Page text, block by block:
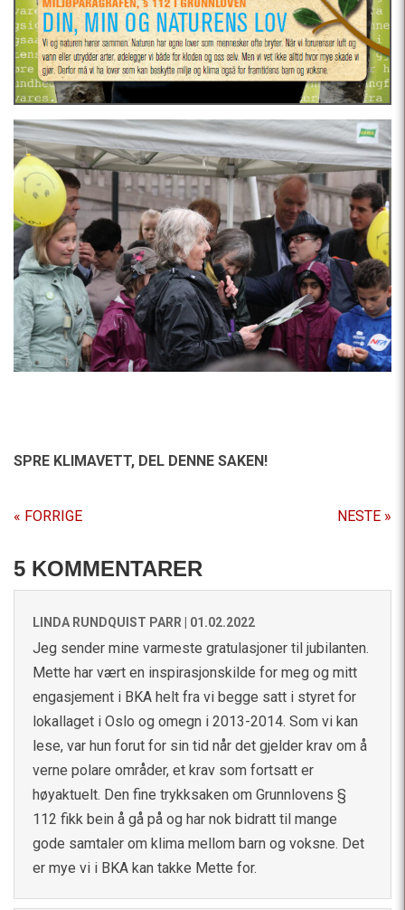
SPRE KLIMAVETT, DEL DENNE SAKEN!
« FORRIGE NESTE »
5 KOMMENTARER
LINDA RUNDQUIST PARR | 01.02.2022
Jeg sender mine varmeste gratulasjoner til jubilanten.
Mette har vært en inspirasjonskilde for meg og mitt
engasjement i BKA helt fra vi begge satt i styret for
lokallaget i Oslo og omegn i 2013-2014. Som vi kan
lese, var hun forut for sin tid når det gjelder krav om å
verne polare områder, et krav som fortsatt er
høyaktuelt. Den fine trykksaken om Grunnlovens §
112 fikk bein å gå på og har nok bidratt til mange
gode samtaler om klima mellom barn og voksne. Det
er mye vi i BKA kan takke Mette for.